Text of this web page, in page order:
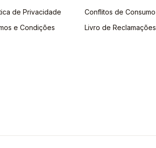
de Privacidade
e Condições
Conflitos de Consumo
Livro de Reclamações